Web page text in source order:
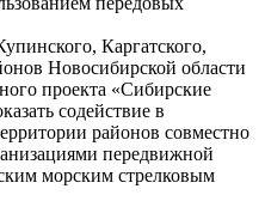
Каргатского,
Новосибирской области
проекта «Сибирские
содействие в
районов совместно
передвижной
морским стрелковым